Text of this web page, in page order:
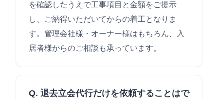
を確認したうえで工事項目と金額をご提示
し、ご納得いただいてからの着工となりま
す。管理会社様・オーナー様はもちろん、入
居者様からのご相談も承っています。
Q. 退去立会代行だけを依頼することはで